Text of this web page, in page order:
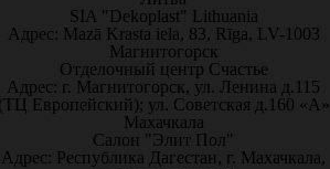
SIA "Dekoplast" Lithuania
Адрес: Mazā Krasta iela, 83, Rīga, LV-1003
Магнитогорск
Отделочный центр Счастье
Адрес: г. Магнитогорск, ул. Ленина д.115
Европейский); ул. Советская д.160 «А»
Махачкала
Салон "Элит Пол"
Адрес: Республика Дагестан, г. Махачкала,